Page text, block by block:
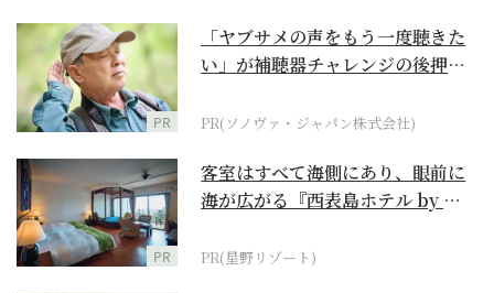
PR
「ヤブサメの声をもう一度聴きた
い」が補聴器チャレンジの後押し
PR(ソノヴァ・ジャパン株式会社)
PR
客室はすべて海側にあり、眼前に
海が広がる『西表島ホテル by 星
PR(星野リゾート)